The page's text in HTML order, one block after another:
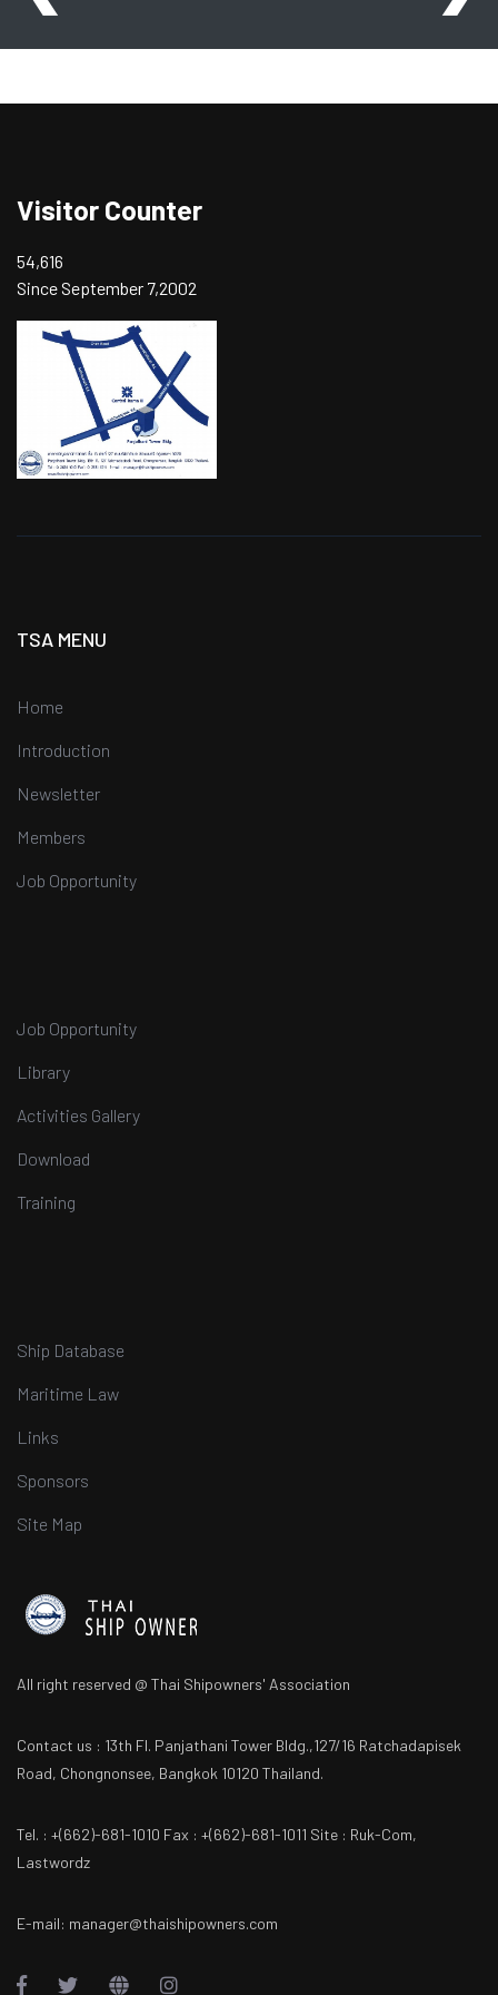
Visitor Counter
54,616
Since September 7,2002
TSA MENU
Home
Introduction
Newsletter
Members
Job Opportunity
Job Opportunity
Library
Activities Gallery
Download
Training
Ship Database
Maritime Law
Links
Sponsors
Site Map
All right reserved @ Thai Shipowners' Association
Contact us : 13th Fl. Panjathani Tower Bldg.,127/16 Ratchadapisek
Road, Chongnonsee, Bangkok 10120 Thailand.
Tel. : +(662)-681-1010 Fax : +(662)-681-1011 Site : Ruk-Com,
Lastwordz
E-mail: manager@thaishipowners.com